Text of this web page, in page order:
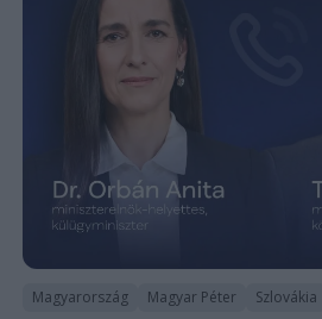
Magyarország Magyar Péter Szlovákia